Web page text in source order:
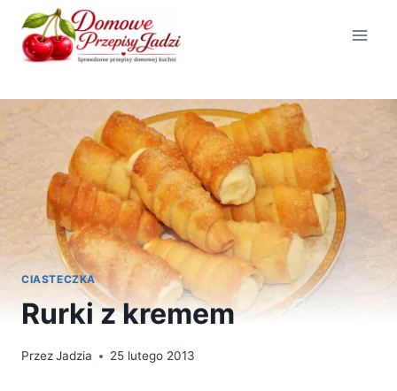
Przejdź
treści
CIASTECZKA
Rurki z kremem
PrzezJadzia 25 lutego 2013